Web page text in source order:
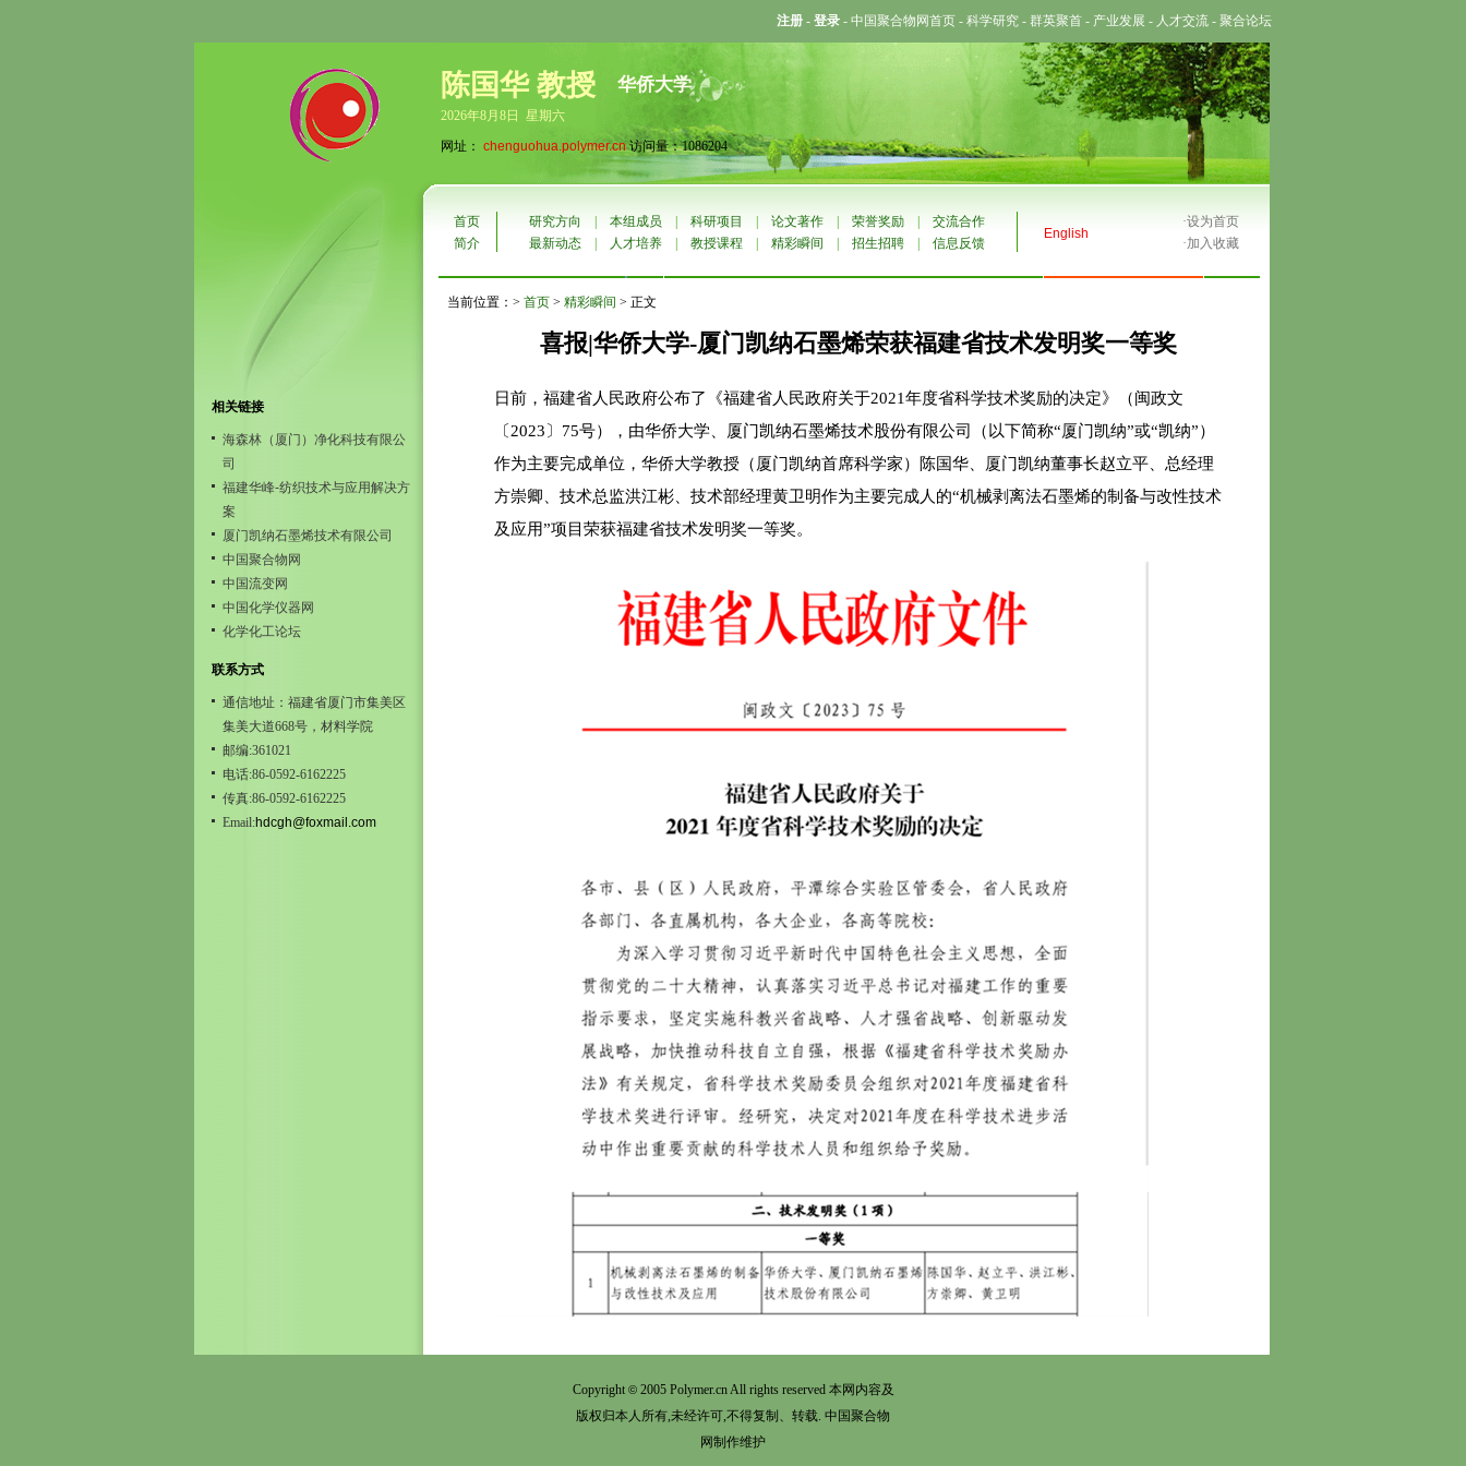
注册 - 登录 - 中国聚合物网首页 - 科学研究 - 群英聚首 - 产业发展 - 人才交流 - 聚合论坛
陈国华 教授 华侨大学
2026年8月8日 星期六
网址： chenguohua.polymer.cn访问量：1086204
相关链接
海森林（厦门）净化科技有限公
司
福建华峰-纺织技术与应用解决方
案
厦门凯纳石墨烯技术有限公司
中国聚合物网
中国流变网
中国化学仪器网
化学化工论坛
联系方式
通信地址：福建省厦门市集美区
集美大道668号，材料学院
邮编:361021
电话:86-0592-6162225
传真:86-0592-6162225
Email:hdcgh@foxmail.com
首页 研究方向 本组成员 科研项目 论文著作 荣誉奖励 交流合作
English
·设为首页
简介
最新动态 人才培养 教授课程 精彩瞬间 招生招聘 信息反馈 ·加入收藏
当前位置：> 首页 > 精彩瞬间 > 正文
喜报|华侨大学-厦门凯纳石墨烯荣获福建省技术发明奖一等奖
日前，福建省人民政府公布了《福建省人民政府关于2021年度省科学技术奖励的决定》（闽政文
〔2023〕75号），由华侨大学、厦门凯纳石墨烯技术股份有限公司（以下简称“厦门凯纳”或“凯纳”）
作为主要完成单位，华侨大学教授（厦门凯纳首席科学家）陈国华、厦门凯纳董事长赵立平、总经理
方崇卿、技术总监洪江彬、技术部经理黄卫明作为主要完成人的“机械剥离法石墨烯的制备与改性技术
及应用”项目荣获福建省技术发明奖一等奖。
Copyright ©2005 Polymer.cn All rights reserved 本网内容及
版权归本人所有,未经许可,不得复制、转载. 中国聚合物
网制作维护